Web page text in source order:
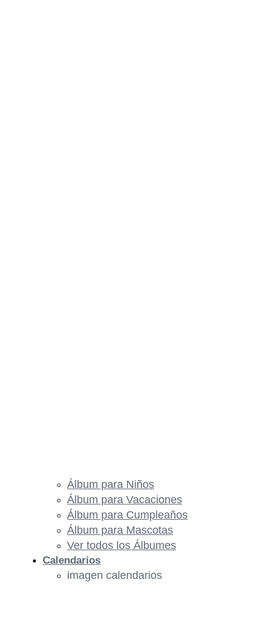
Álbum para Niños
Álbum para Vacaciones
Álbum para Cumpleaños
Álbum para Mascotas
Ver todos los Álbumes
Calendarios
imagen calendarios